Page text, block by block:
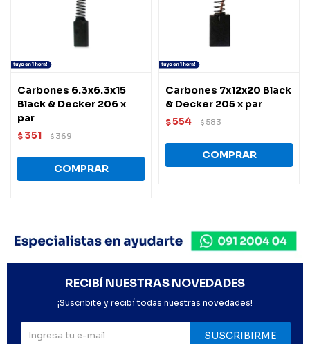
Carbones 6.3x6.3x15
Black & Decker 206 x
par
$ 351 $369
Carbones 7x12x20 Black
& Decker 205 x par
$554 $583
RECIBÍ NUESTRAS NOVEDADES
¡Suscribite y recibí todas nuestras novedades!
SUSCRIBIRME